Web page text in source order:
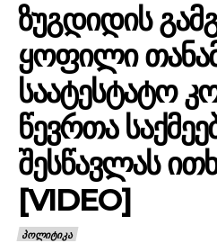
ᲖᲣᲒᲓᲘᲓᲘᲡ
ᲧᲝᲤᲘᲚᲘ
ᲡᲐᲐᲢᲔᲡᲢᲐᲢᲝ
ᲬᲔᲕᲠᲗᲐ
ᲨᲔᲡᲬᲐᲕᲚᲐᲡ
[VIDEO]
ᲞᲝᲚᲘᲢᲘᲙᲐ